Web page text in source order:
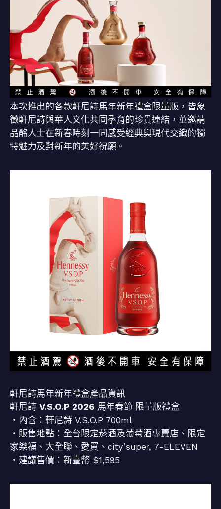
本次推出的各款軒尼詩馬年新年禮盒限量版，皆象
徵軒尼詩與華人文化共同孕育的珍貴連結，並邀請
品酩人士在新春時刻一同感受經典與現代交織的獨
特魅力及對新年的美好祝願。
軒尼詩馬年新年禮盒產品資訊
軒尼詩 V.S.O.P 2026 馬年春節 限量版禮盒
・內含：軒尼詩 V.S.O.P 700ml
・販售地點：全台限定菸酒及葡萄酒專賣店、限定
家樂福、大全聯、愛買、city’super, 7-ELEVEN
・建議售價：新臺幣 $1,595